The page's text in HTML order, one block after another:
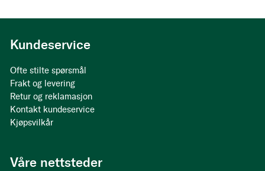
Kundeservice
Ofte stilte spørsmål
Frakt og levering
Retur og reklamasjon
Kontakt kundeservice
Kjøpsvilkår
Våre nettsteder